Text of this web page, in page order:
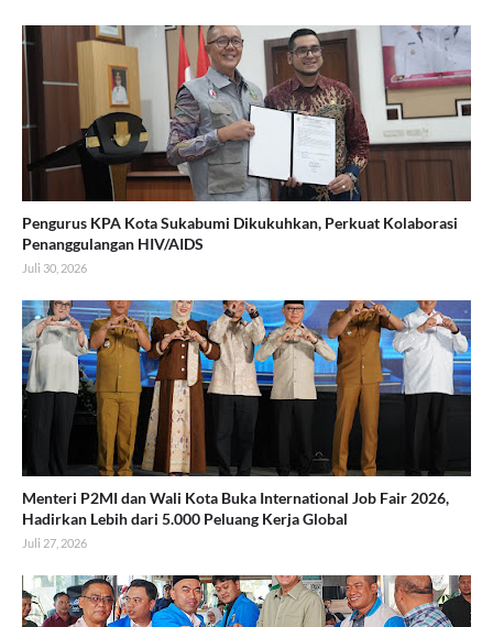
Pengurus KPA Kota Sukabumi Dikukuhkan, Perkuat Kolaborasi
Penanggulangan HIV/AIDS
Juli 30, 2026
Menteri P2MI dan Wali Kota Buka International Job Fair 2026,
Hadirkan Lebih dari 5.000 Peluang Kerja Global
Juli 27, 2026